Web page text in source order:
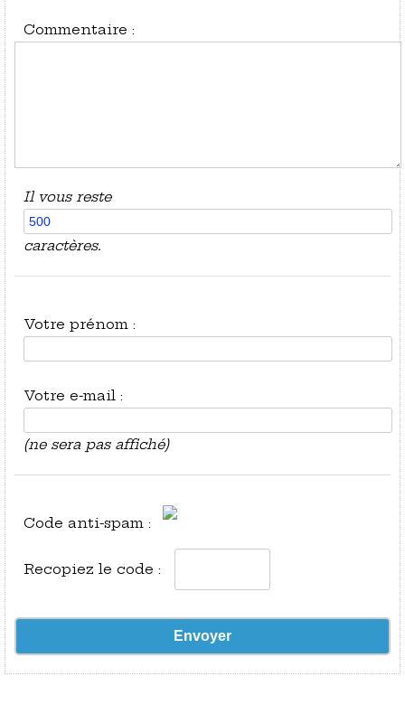
Commentaire :
Il vous reste
caractères.
Votre prénom :
Votre e-mail :
(ne sera pas affiché)
Code anti-spam :
Recopiez le code :